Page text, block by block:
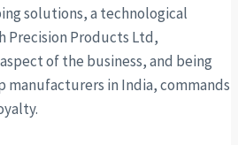
solutions, a technological
Precision Products Ltd,
of the business, and being
manufacturers in India, commands